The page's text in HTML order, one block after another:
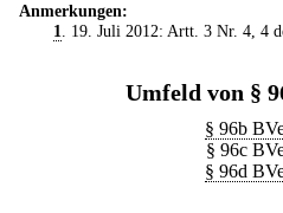
Anmerkungen:
1
. 19. Juli 2012: Artt. 3 Nr. 4, 4
Umfeld von §
§ 96b
§ 96c
§ 96d